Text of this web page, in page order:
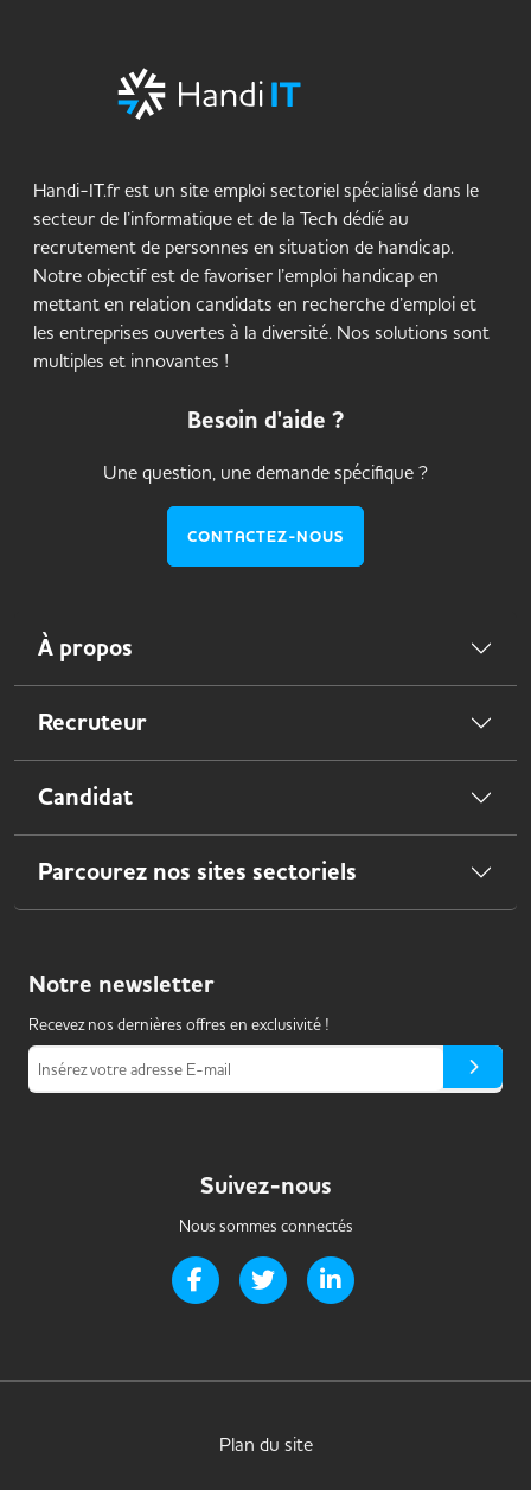
Handi-IT.fr est un site emploi sectoriel spécialisé dans le
secteur de l’informatique et de la Tech dédié au
recrutement de personnes en situation de handicap.
Notre objectif est de favoriser l’emploi handicap en
mettant en relation candidats en recherche d’emploi et
les entreprises ouvertes à la diversité. Nos solutions sont
multiples et innovantes !
Besoin d'aide ?
Une question, une demande spécifique ?
CONTACTEZ-NOUS
À propos
Recruteur
Candidat
Parcourez nos sites sectoriels
Notre newsletter
Recevez nos dernières offres en exclusivité !
Insérez votre adresse E-mail
Suivez-nous
Nous sommes connectés
Page Facebook de Handi-it
Page Twitter de Handi-it
Plan du site